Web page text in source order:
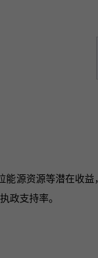
能源资源等潜在收
政支持率。